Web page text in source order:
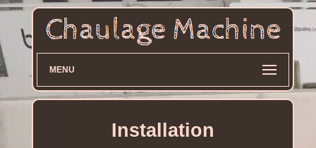
MENU
Installation